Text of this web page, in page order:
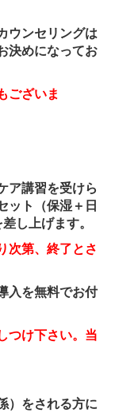
ウンセリングは
決めになってお
ございま
ア講習を受けら
ット（保湿＋日
し上げます。
次第、終了とさ
入を無料でお付
つけ下さい。当
）をされる方に